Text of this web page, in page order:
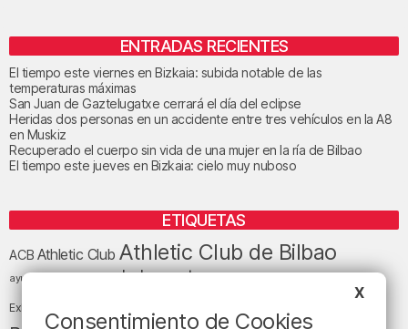
ENTRADAS RECIENTES
El tiempo este viernes en Bizkaia: subida notable de las
temperaturas máximas
San Juan de Gaztelugatxe cerrará el día del eclipse
Heridas dos personas en un accidente entre tres vehículos en la A8
en Muskiz
Recuperado el cuerpo sin vida de una mujer en la ría de Bilbao
El tiempo este jueves en Bizkaia: cielo muy nuboso
ETIQUETAS
ACB Athletic Club Athletic Club de Bilbao
ayuntamiento de Bilbao baloncesto BEC (Bilbao
Exhibition Center) BizkaiaX
Consentimiento de Cookies